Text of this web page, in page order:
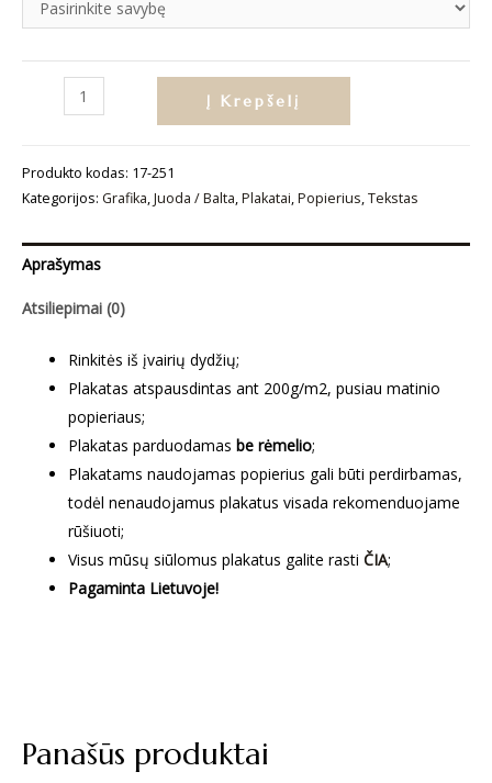
Panašūs produktai
produkto
„Love
II“
Į Krepšelį
Produkto kodas: 17-251
Kategorijos: Grafika,Juoda / Balta,Plakatai,Popierius,Tekstas
Aprašymas
Atsiliepimai (0)
Rinkitės iš įvairių dydžių;
Plakatas atspausdintas ant 200g/m2, pusiau matinio
popieriaus;
Plakatas parduodamas be rėmelio;
Plakatams naudojamas popierius gali būti perdirbamas,
todėl nenaudojamus plakatus visada rekomenduojame
rūšiuoti;
Visus mūsų siūlomus plakatus galite rasti ČIA;
Pagaminta Lietuvoje!